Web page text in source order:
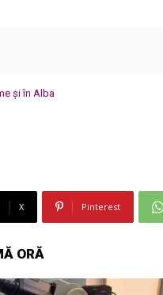
și în Alba
X Pinterest
ORĂ